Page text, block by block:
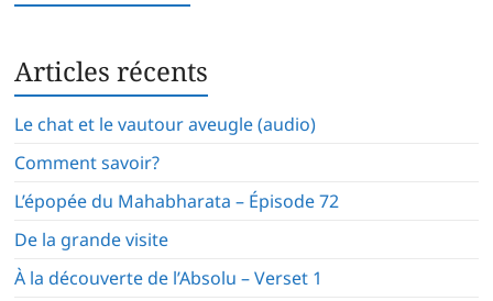
Articles récents
Le chat et le vautour aveugle (audio)
Comment savoir?
L’épopée du Mahabharata – Épisode 72
De la grande visite
À la découverte de l’Absolu – Verset 1